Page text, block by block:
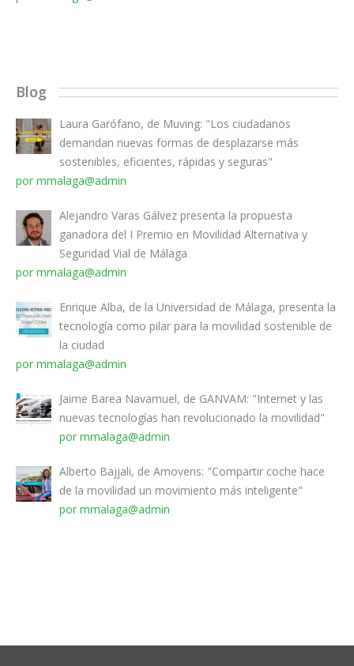
Blog
Laura Garófano, de Muving: "Los ciudadanos
demandan nuevas formas de desplazarse más
sostenibles, eficientes, rápidas y seguras"
por mmalaga@admin
Alejandro Varas Gálvez presenta la propuesta
ganadora del I Premio en Movilidad Alternativa y
Seguridad Vial de Málaga
por mmalaga@admin
Enrique Alba, de la Universidad de Málaga, presenta la
tecnología como pilar para la movilidad sostenible de
la ciudad
por mmalaga@admin
Jaime Barea Navamuel, de GANVAM: "Internet y las
nuevas tecnologías han revolucionado la movilidad"
por mmalaga@admin
Alberto Bajjali, de Amovens: "Compartir coche hace
de la movilidad un movimiento más inteligente"
por mmalaga@admin